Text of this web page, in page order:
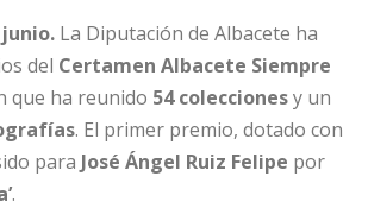
junio. La Diputación de Albacete ha
del Certamen Albacete Siempre
que ha reunido 54 coleccionesy un
. El primer premio, dotado con
para José Ángel Ruiz Felipe por
.